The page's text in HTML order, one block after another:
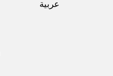
عربية